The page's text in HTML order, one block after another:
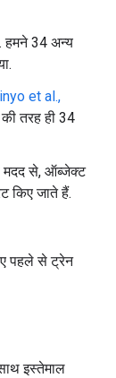
हमने 34 अन्य
et al.,
तरह ही 34
मदद से, ऑब्जेक्ट
किए जाते हैं.
पहले से ट्रेन
इस्तेमाल